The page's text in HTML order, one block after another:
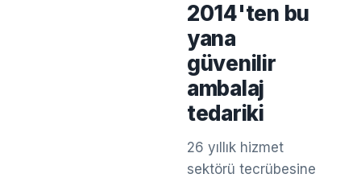
2014'ten bu
yana
güvenilir
ambalaj
tedariki
26 yıllık hizmet
sektörü tecrübesine